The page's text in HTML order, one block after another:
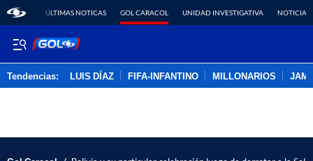
ÚLTIMAS NOTICAS GOL CARACOL UNIDAD INVESTIGATIVA NOTICIAS
Tendencias: LUIS DÍAZ FIFA-INFANTINO MILLONARIOS